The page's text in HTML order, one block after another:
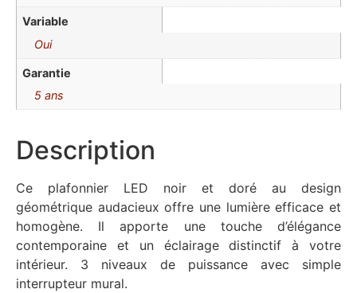
Variable
Oui
Garantie
5 ans
Description
Ce plafonnier LED noir et doré au design
géométrique audacieux offre une lumière efficace et
homogène. Il apporte une touche d’élégance
contemporaine et un éclairage distinctif à votre
intérieur. 3 niveaux de puissance avec simple
interrupteur mural.